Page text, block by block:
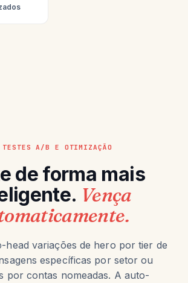
A/B E OTIMIZAÇÃO
de forma mais
Vença
head variações de hero por tier de
específicas por setor ou
por contas nomeadas. A auto-